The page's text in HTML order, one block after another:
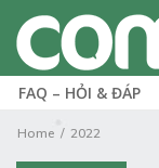
FAQ – HỎI & ĐÁP
Home 2022